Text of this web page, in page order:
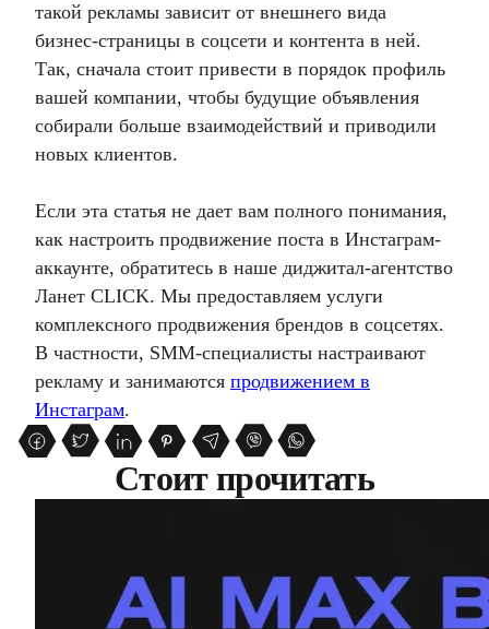
такой рекламы зависит от внешнего вида
бизнес-страницы в соцсети и контента в ней.
Так, сначала стоит привести в порядок профиль
вашей компании, чтобы будущие объявления
собирали больше взаимодействий и приводили
новых клиентов.
Если эта статья не дает вам полного понимания,
как настроить продвижение поста в Инстаграм-
аккаунте, обратитесь в наше диджитал-агентство
Ланет CLICK. Мы предоставляем услуги
комплексного продвижения брендов в соцсетях.
В частности, SMM-специалисты настраивают
рекламу и занимаются продвижением в
Инстаграм.
Стоит прочитать